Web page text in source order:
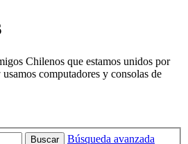
Chilenos que estamos unidos por
computadores y consolas de
Buscar Búsqueda avanzada